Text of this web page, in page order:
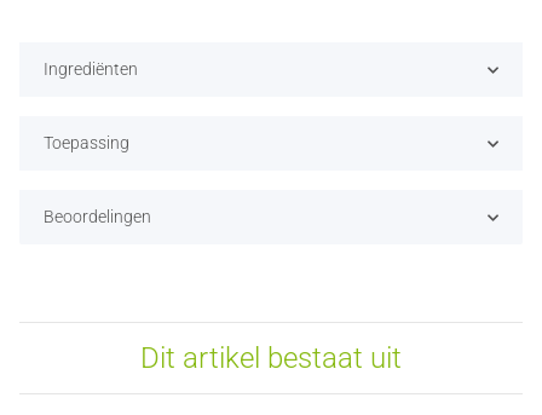
Ingrediënten
Toepassing
Beoordelingen
Dit artikel bestaat uit